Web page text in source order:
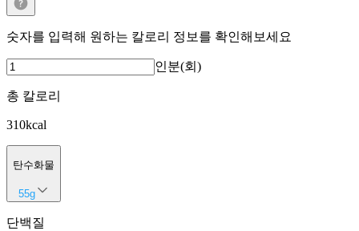
숫자를 입력해 원하는 칼로리 정보를 확인해보세요
인분(회)
총 칼로리
310kcal
탄수화물
55g
단백질